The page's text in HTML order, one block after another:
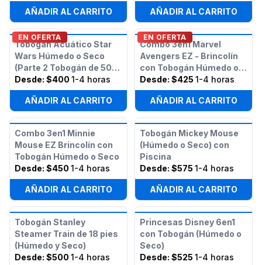
AÑADIR AL CARRITO AÑADIR AL CARRITO
EN OFERTA
Tobogán Acuático Star
Wars Húmedo o Seco
(Parte 2 Tobogán de 50
pies Obstáculos Star
Wars)
Desde: $400 1-4 horas
AÑADIR AL CARRITO
EN OFERTA
Combo 3en1 Marvel
Avengers EZ - Brincolín
con Tobogán Húmedo o
Seco
Desde: $425 1-4 horas
AÑADIR AL CARRITO
Combo 3en1 Minnie
Mouse EZ Brincolín con
Tobogán Húmedo o Seco
Desde: $450 1-4 horas
AÑADIR AL CARRITO
Tobogán Mickey Mouse
(Húmedo o Seco) con
Piscina
Desde: $575 1-4 horas
AÑADIR AL CARRITO
Tobogán Stanley
Steamer Train de 18 pies
(Húmedo y Seco)
Desde: $500 1-4 horas
Princesas Disney 6en1
con Tobogán (Húmedo o
Seco)
Desde: $525 1-4 horas